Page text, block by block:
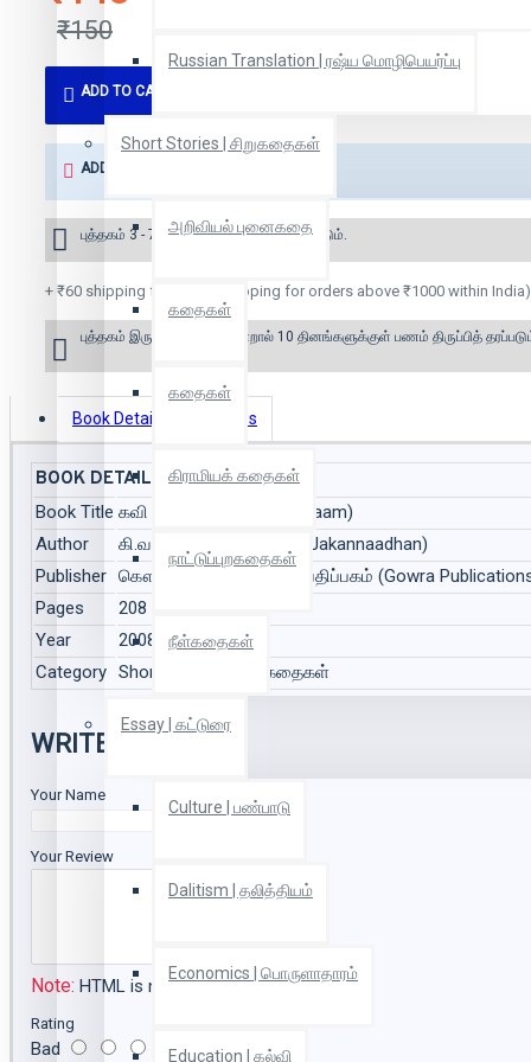
Russian Translation | ரஷ்ய மொழிபெயர்ப்பு
Short Stories | சிறுகதைகள்
அறிவியல் புனைகதை
கதைகள்
கதைகள்
கிராமியக் கதைகள்
நாட்டுப்புறகதைகள்
நீள்கதைகள்
Essay | கட்டுரை
Culture | பண்பாடு
Dalitism | தலித்தியம்
Economics | பொருளாதாரம்
Education | கல்வி
₹150
ADD TO CART
ADD TO WISH LIST
புத்தகம் 3 - 7 நாட்களில் அனுப்பி வைக்கப்படும்.
+ ₹60 shipping fee* (Free shipping for orders above ₹1000 within India)
புத்தகம் இருப்பில் இல்லை என்றால் 10 தினங்களுக்குள் பணம் திருப்பித்
Book Details Reviews
BOOK DETAILS
Book Title கவி பாடலாம் (Kavi Paadalaam)
Author
கி.வா.ஜகந்நாதன் (Ki.Vaa.Jakannaadhan)
Publisher கௌரா பதிப்பகம்/சாரதா பதிப்பகம் (Gowra
Pages
208
Year
2008
Category Short Stories | சிறுகதைகள்
WRITE A REVIEW
Your Name
Your Review
Note: HTML is not translated!
Rating
Bad Good